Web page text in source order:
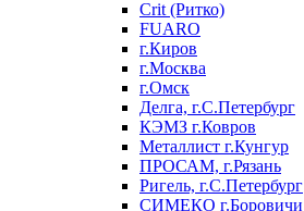
Crit (Ритко)
FUARO
г.Киров
г.Москва
г.Омск
Делга, г.С.Петербург
КЭМЗ г.Ковров
Металлист г.Кунгур
ПРОСАМ, г.Рязань
Ригель, г.С.Петербург
СИМЕКО г.Боровичи